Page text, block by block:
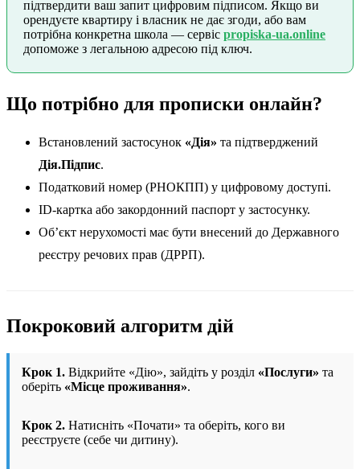
підтвердити ваш запит цифровим підписом. Якщо ви
орендуєте квартиру і власник не дає згоди, або вам
потрібна конкретна школа — сервіс propiska-ua.online
допоможе з легальною адресою під ключ.
Що потрібно для прописки онлайн?
Встановлений застосунок «Дія» та підтверджений
Дія.Підпис.
Податковий номер (РНОКПП) у цифровому доступі.
ID-картка або закордонний паспорт у застосунку.
Об’єкт нерухомості має бути внесений до Державного
реєстру речових прав (ДРРП).
Покроковий алгоритм дій
Крок 1. Відкрийте «Дію», зайдіть у розділ «Послуги» та
оберіть «Місце проживання».
Крок 2. Натисніть «Почати» та оберіть, кого ви
реєструєте (себе чи дитину).